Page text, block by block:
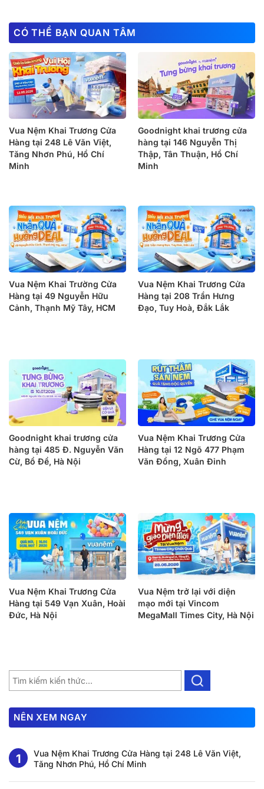
CÓ THỂ BẠN QUAN TÂM
Vua Nệm Khai Trương Cửa
Hàng tại 248 Lê Văn Việt,
Tăng Nhơn Phú, Hồ Chí
Minh
Goodnight khai trương cửa
hàng tại 146 Nguyễn Thị
Thập, Tân Thuận, Hồ Chí
Minh
Vua Nệm Khai Trường Cửa
Hàng tại 49 Nguyễn Hữu
Cảnh, Thạnh Mỹ Tây, HCM
Vua Nệm Khai Trương Cửa
Hàng tại 208 Trần Hưng
Đạo, Tuy Hoà, Đắk Lắk
Goodnight khai trương cửa
hàng tại 485 Đ. Nguyễn Văn
Cừ, Bồ Đề, Hà Nội
Vua Nệm Khai Trương Cửa
Hàng tại 12 Ngõ 477 Phạm
Văn Đồng, Xuân Đỉnh
Vua Nệm Khai Trương Cửa
Hàng tại 549 Vạn Xuân, Hoài
Đức, Hà Nội
Vua Nệm trở lại với diện
mạo mới tại Vincom
MegaMall Times City, Hà Nội
NÊN XEM NGAY
Vua Nệm Khai Trương Cửa Hàng tại 248 Lê Văn Việt,
Tăng Nhơn Phú, Hồ Chí Minh